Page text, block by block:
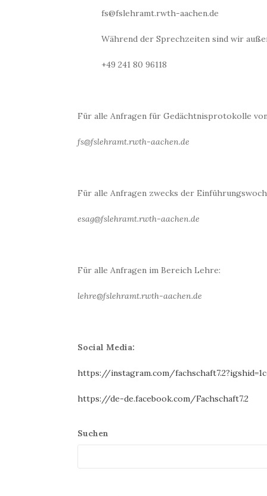
fs@fslehramt.rwth-aachen.de
Während der Sprechzeiten sind wir
+49 241 80 96118
Für alle Anfragen für Gedächtnisprotokolle
fs@fslehramt.rwth-aachen.de
Für alle Anfragen zwecks der
esag@fslehramt.rwth-aachen.de
Für alle Anfragen im Bereich Lehre:
lehre@fslehramt.rwth-aachen.de
Social Media:
https://instagram.com/
https://de-de.facebook.com/Fachschaft7.2
Suchen